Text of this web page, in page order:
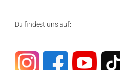
Du findest uns auf: